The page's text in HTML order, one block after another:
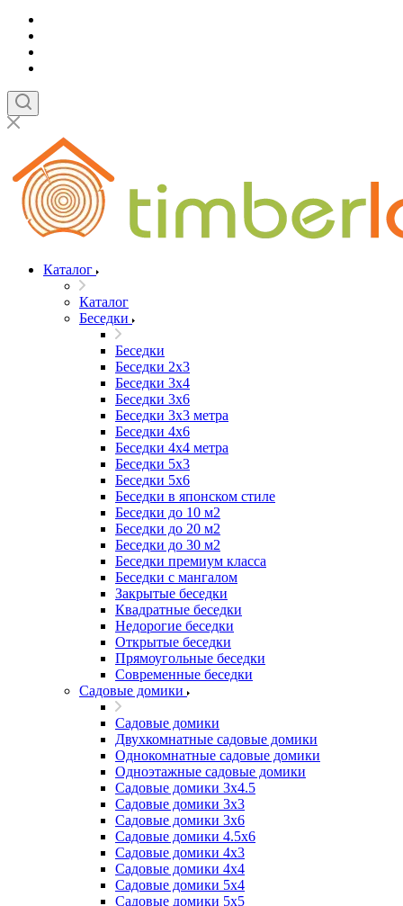
Каталог
Каталог
Беседки
Беседки
Беседки 2x3
Беседки 3x4
Беседки 3x6
Беседки 3х3 метра
Беседки 4x6
Беседки 4х4 метра
Беседки 5x3
Беседки 5x6
Беседки в японском стиле
Беседки до 10 м2
Беседки до 20 м2
Беседки до 30 м2
Беседки премиум класса
Беседки с мангалом
Закрытые беседки
Квадратные беседки
Недорогие беседки
Открытые беседки
Прямоугольные беседки
Современные беседки
Садовые домики
Садовые домики
Двухкомнатные садовые домики
Однокомнатные садовые домики
Одноэтажные садовые домики
Садовые домики 3x4.5
Садовые домики 3х3
Садовые домики 3х6
Садовые домики 4.5x6
Садовые домики 4x3
Садовые домики 4x4
Садовые домики 5х4
Садовые домики 5х5